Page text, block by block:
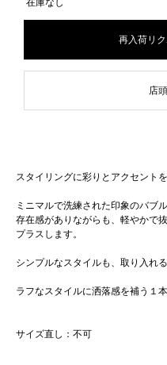
再入荷リ
店
スタイリングに彩りとアクセント
ミニマルで洗練された印象のバブル
存在感がありながらも、軽やかで
プラスします。
シンプルなスタイルも、取り入れ
ラフなスタイルに洒落感を補う１
サイズ直し：不可